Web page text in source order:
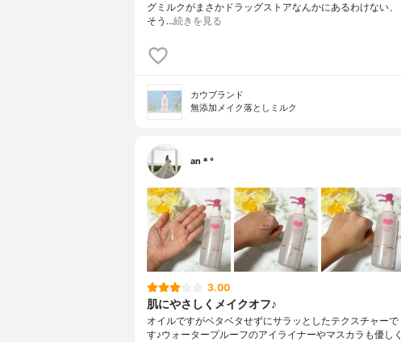
グミルクがまさかドラッグストアなんかにあるわけない、
そう…続きを見る
カウブランド
無添加メイク落としミルク
an＊°
3.00
肌にやさしくメイクオフ♪
オイルですがベタベタせずにサラッとしたテクスチャーで
す♪ウォータープルーフのアイライナーやマスカラも優しく